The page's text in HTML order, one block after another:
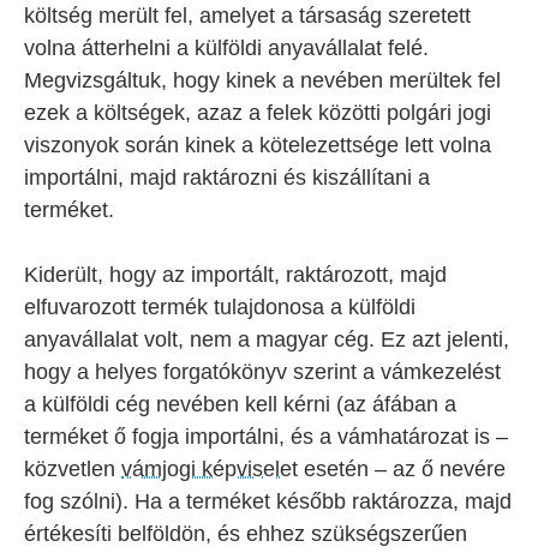
költség merült fel, amelyet a társaság szeretett
volna átterhelni a külföldi anyavállalat felé.
Megvizsgáltuk, hogy kinek a nevében merültek fel
ezek a költségek, azaz a felek közötti polgári jogi
viszonyok során kinek a kötelezettsége lett volna
importálni, majd raktározni és kiszállítani a
terméket.
Kiderült, hogy az importált, raktározott, majd
elfuvarozott termék tulajdonosa a külföldi
anyavállalat volt, nem a magyar cég. Ez azt jelenti,
hogy a helyes forgatókönyv szerint a vámkezelést
a külföldi cég nevében kell kérni (az áfában a
terméket ő fogja importálni, és a vámhatározat is –
közvetlen vámjogi képviselet esetén – az ő nevére
fog szólni). Ha a terméket később raktározza, majd
értékesíti belföldön, és ehhez szükségszerűen